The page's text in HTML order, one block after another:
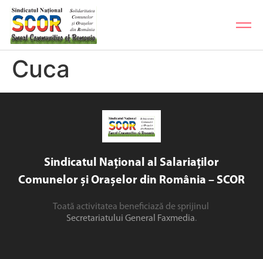
Cuca
Sindicatul Național al Salariaților
Comunelor și Orașelor din România – SCOR
Toată activitatea beneficiază de sprijinul
Secretariatului General Faxmedia.